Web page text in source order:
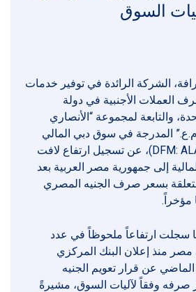
السوق
الشركة الرائدة في توفير خدمات
العملات الأجنبية في دولة
والتابعة لمجموعة “الأنصاري
المدرجة في سوق دبي المالي
تحت الرمز (DFM: ALANSARI)، عن تسجيل ارتفاع لافت
إلى جمهورية مصر العربية بعد
بسعر صرف الجنيه المصري
مؤخراً.
سجلت ارتفاعاً ملحوظاً في عدد
مصر منذ إعلان البنك المركزي
عن قرار تعويم الجنيه
وفقاً لآليات السوق، مشيرةً